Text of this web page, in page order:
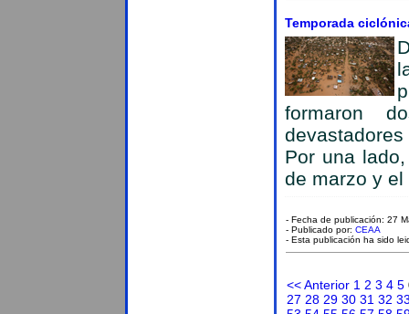
Temporada
formaron
Por una
de marzo y
- Fecha de publicación: 27
- Publicado por: CEAA
- Esta publicación ha sido
<< Anterior 1 2 3 4 5
27 28 29 30 31 32